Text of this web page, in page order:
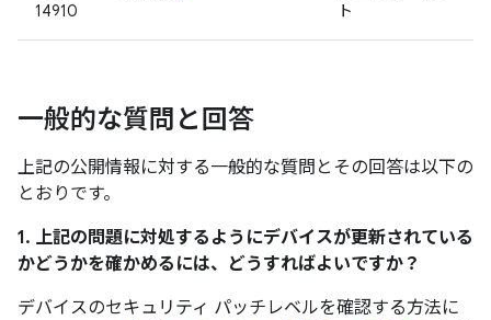
14910
ト
一般的な質問と回答
上記の公開情報に対する一般的な質問とその回答は以下の
とおりです。
1. 上記の問題に対処するようにデバイスが更新されている
かどうかを確かめるには、どうすればよいですか？
デバイスのセキュリティ パッチレベルを確認する方法に